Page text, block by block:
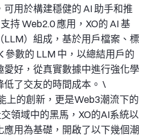
用於構建穩健的 AI 助手和推
持 Web2.0 應用，XO的 AI 基
）組成，基於用戶檔案、標
參數的 LLM 中，以總結用戶的
好，從真實數據中進行強化學
了交友的時間成本。 \
上的創新，更是Web3潮流下的
領域中的黑馬，XO的AI系統以
用為基礎，開啟了以下幾個潮